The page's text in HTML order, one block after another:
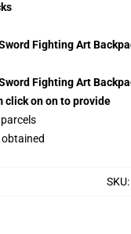
on on to provide
SKU: